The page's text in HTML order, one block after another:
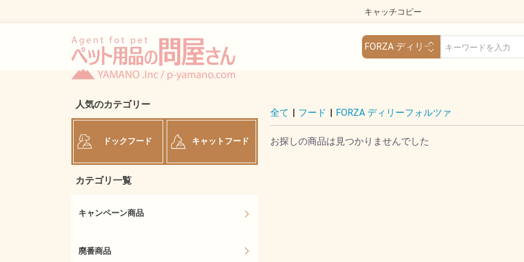
キャッチコピー
全て | フード | FORZA ディリーフォルツァ
お探しの商品は見つかりませんでした
人気のカテゴリー
ドックフード キャットフード
カテゴリ一覧
キャンペーン商品
廃番商品